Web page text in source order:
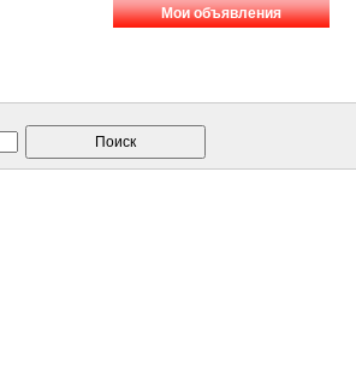
Мои объявления